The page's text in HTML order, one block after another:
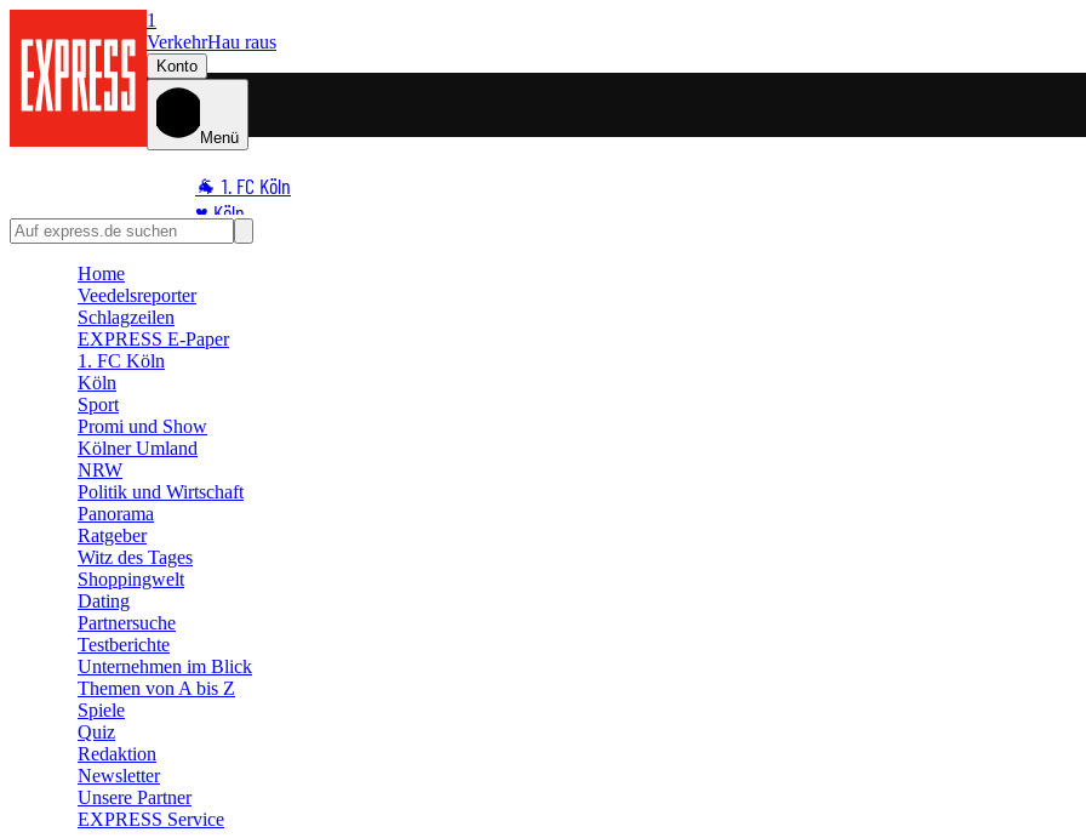
1
VerkehrHau raus
Konto
Menü
🐐 1. FC Köln
♥️ Köln
⭐ Promi
🛒 Shoppingwelt
🧩 Spiele
Home
Veedelsreporter
Schlagzeilen
EXPRESS E-Paper
1. FC Köln
Köln
Sport
Promi und Show
Kölner Umland
NRW
Politik und Wirtschaft
Panorama
Ratgeber
Witz des Tages
Shoppingwelt
Dating
Partnersuche
Testberichte
Unternehmen im Blick
Themen von A bis Z
Spiele
Quiz
Redaktion
Newsletter
Unsere Partner
EXPRESS Service